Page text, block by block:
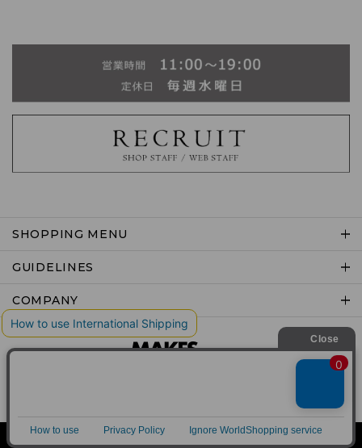
SHOPPING MENU
GUIDELINES
COMPANY
Copyright © MAKES co.,ltd .All rights reserved